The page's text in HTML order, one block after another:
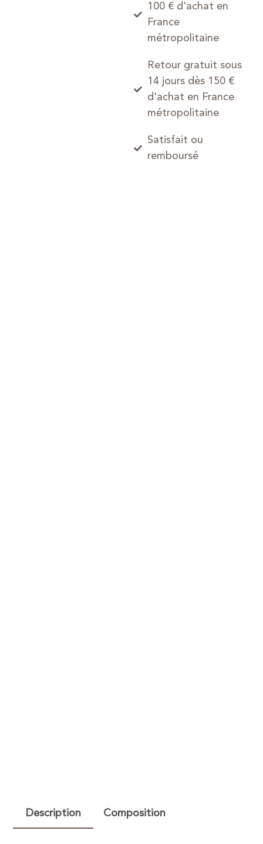
100 € d'achat en
France
métropolitaine
Retour gratuit sous
14 jours dès 150 €
d'achat en France
métropolitaine
Satisfait ou
remboursé
Description Composition